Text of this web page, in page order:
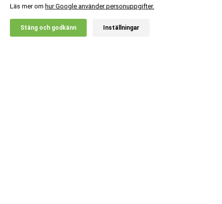
20% RABATT!
X
Läs mer om hur Google använder personuppgifter.
Stäng och godkänn Inställningar